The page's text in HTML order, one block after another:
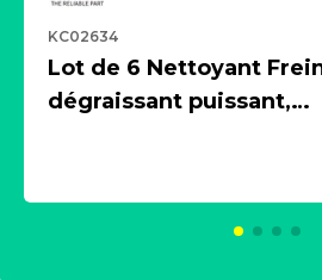
KC02634
Lot de 6 Nettoyant
dégraissant puissant,